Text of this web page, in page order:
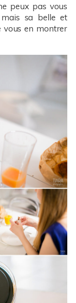
peux pas vous
mais sa belle et
vous en montrer